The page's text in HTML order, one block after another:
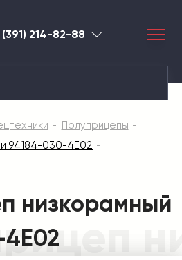
(391) 214-82-88 Красноярск
Полуприцепы
94184-030-4Е02
низкорамный